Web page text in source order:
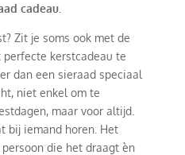
cadeau.
Zit je soms ook met de
kerstcadeau te
dan een sieraad speciaal
niet enkel om te
maar voor altijd.
bij iemand horen. Het
die het draagt èn